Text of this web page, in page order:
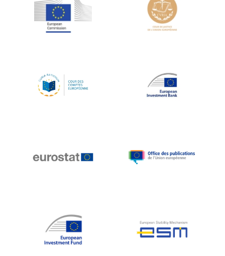
Jean-Louis Schiltz
Jean-Victor Louis
Johnny Åkerholm
Katharien L.C. Hunt
Klaus-Heiner Lehne
Koen LENAERTS
Lars Heikensten